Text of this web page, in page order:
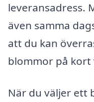
leveransadress.
även samma
att du kan
blommor på kort
När du väljer ett